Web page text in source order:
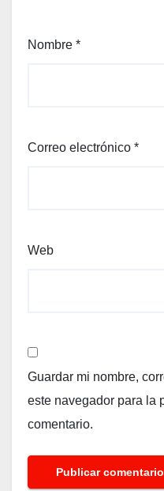
Nombre *
Correo electrónico *
Web
Guardar mi nombre,
este navegador para la
comentario.